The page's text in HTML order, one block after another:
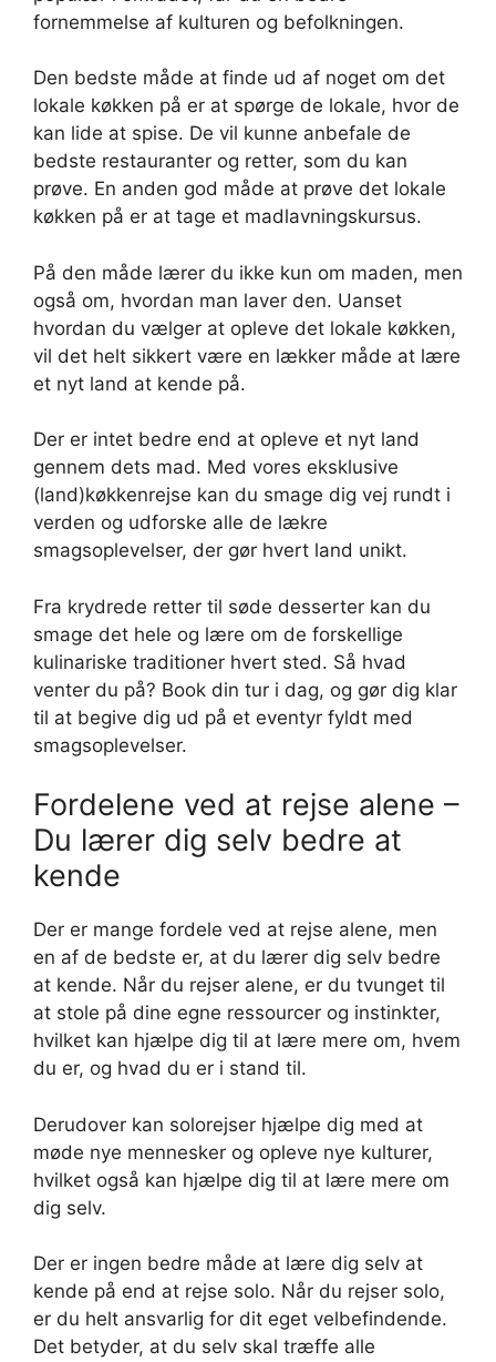
fornemmelse af kulturen og befolkningen.
Den bedste måde at finde ud af noget om det
lokale køkken på er at spørge de lokale, hvor de
kan lide at spise. De vil kunne anbefale de
bedste restauranter og retter, som du kan
prøve. En anden god måde at prøve det lokale
køkken på er at tage et madlavningskursus.
På den måde lærer du ikke kun om maden, men
også om, hvordan man laver den. Uanset
hvordan du vælger at opleve det lokale køkken,
vil det helt sikkert være en lækker måde at lære
et nyt land at kende på.
Der er intet bedre end at opleve et nyt land
gennem dets mad. Med vores eksklusive
(land)køkkenrejse kan du smage dig vej rundt i
verden og udforske alle de lækre
smagsoplevelser, der gør hvert land unikt.
Fra krydrede retter til søde desserter kan du
smage det hele og lære om de forskellige
kulinariske traditioner hvert sted. Så hvad
venter du på? Book din tur i dag, og gør dig klar
til at begive dig ud på et eventyr fyldt med
smagsoplevelser.
Fordelene ved at rejse alene –
Du lærer dig selv bedre at
kende
Der er mange fordele ved at rejse alene, men
en af de bedste er, at du lærer dig selv bedre
at kende. Når du rejser alene, er du tvunget til
at stole på dine egne ressourcer og instinkter,
hvilket kan hjælpe dig til at lære mere om, hvem
du er, og hvad du er i stand til.
Derudover kan solorejser hjælpe dig med at
møde nye mennesker og opleve nye kulturer,
hvilket også kan hjælpe dig til at lære mere om
dig selv.
Der er ingen bedre måde at lære dig selv at
kende på end at rejse solo. Når du rejser solo,
er du helt ansvarlig for dit eget velbefindende.
Det betyder, at du selv skal træffe alle